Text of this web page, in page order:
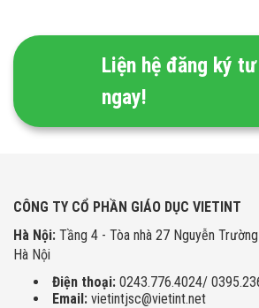
Liện hệ đăng ký
ngay!
CÔNG TY CỔ PHẦN GIÁO DỤC VIETINT
Hà Nội: Tầng 4 - Tòa nhà 27 Nguyễn
Hà Nội
Điện thoại: 0243.776.4024/
Email: vietintjsc@vietint.net